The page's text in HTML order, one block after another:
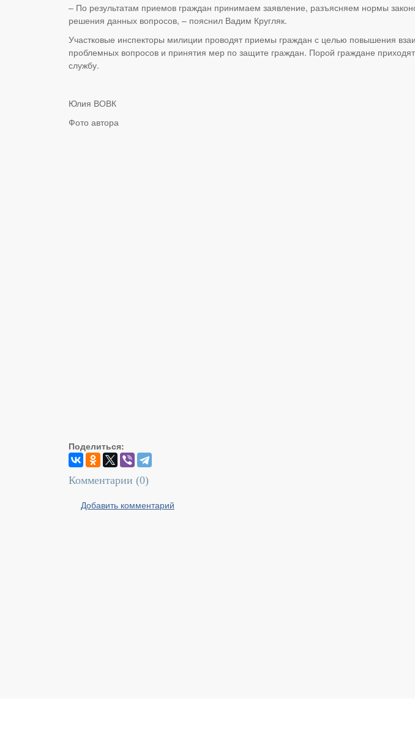
– По результатам приемов граждан принимаем заявление, разъясняем нормы
решения данных вопросов, – пояснил Вадим Кругляк.
Участковые инспекторы милиции проводят приемы граждан с целью повышения
проблемных вопросов и принятия мер по защите граждан. Порой граждане
службу.
Юлия ВОВК
Фото автора
Поделиться:
Комментарии (0)
Добавить комментарий